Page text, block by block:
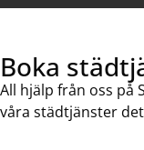
Boka
All hjälp från oss på
våra städtjänster